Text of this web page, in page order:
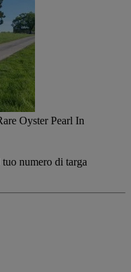
Oyster Pearl In
numero di targa